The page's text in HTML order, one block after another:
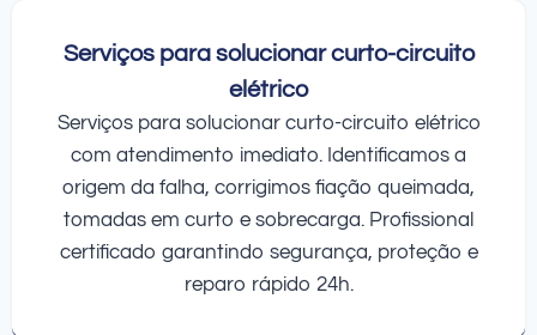
Serviços para solucionar curto-circuito
elétrico
Serviços para solucionar curto-circuito elétrico
com atendimento imediato. Identificamos a
origem da falha, corrigimos fiação queimada,
tomadas em curto e sobrecarga. Profissional
certificado garantindo segurança, proteção e
reparo rápido 24h.